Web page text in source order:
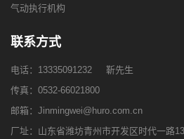
气动执行机构
联系方式
电话： 13335091232 靳先生
传真：0532-66021800
邮箱： Jinmingwei@huro.com.cn
厂址：山东省潍坊青州市开发区时代一路